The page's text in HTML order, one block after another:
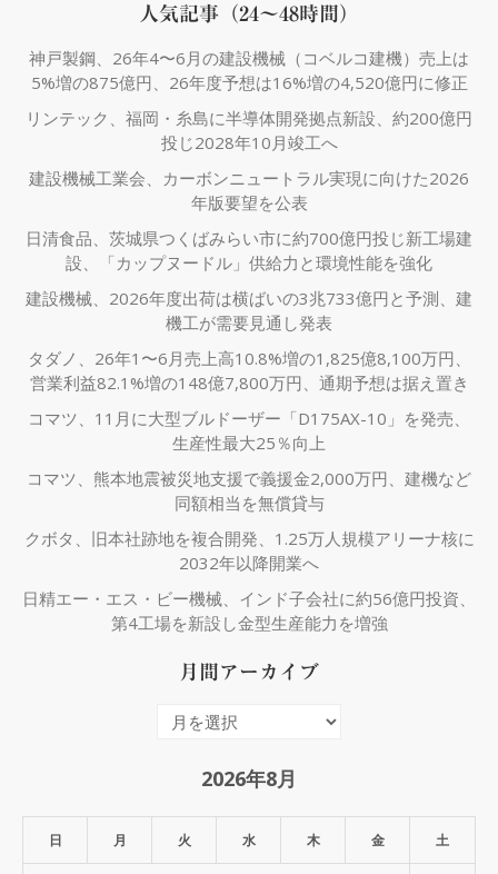
人気記事（24～48時間）
神戸製鋼、26年4〜6月の建設機械（コベルコ建機）売上は
5%増の875億円、26年度予想は16%増の4,520億円に修正
リンテック、福岡・糸島に半導体開発拠点新設、約200億円
投じ2028年10月竣工へ
建設機械工業会、カーボンニュートラル実現に向けた2026
年版要望を公表
日清食品、茨城県つくばみらい市に約700億円投じ新工場建
設、「カップヌードル」供給力と環境性能を強化
建設機械、2026年度出荷は横ばいの3兆733億円と予測、建
機工が需要見通し発表
タダノ、26年1〜6月売上高10.8%増の1,825億8,100万円、
営業利益82.1%増の148億7,800万円、通期予想は据え置き
コマツ、11月に大型ブルドーザー「D175AX-10」を発売、
生産性最大25％向上
コマツ、熊本地震被災地支援で義援金2,000万円、建機など
同額相当を無償貸与
クボタ、旧本社跡地を複合開発、1.25万人規模アリーナ核に
2032年以降開業へ
日精エー・エス・ビー機械、インド子会社に約56億円投資、
第4工場を新設し金型生産能力を増強
月間アーカイブ
イ
2026年8月
日 月 火 水 木 金 土